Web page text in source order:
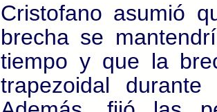
Cristofano asumió
brecha se
tiempo y que la
trapezoidal